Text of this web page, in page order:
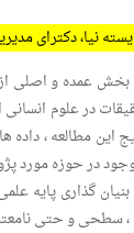
نیا، دکترای
، بخش عمده و
در علوم
این مطالعه ،
در حوزه مورد
گذاری پایه
سطحی و حتی